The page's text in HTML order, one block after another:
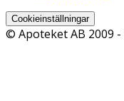
Cookieinställningar
© Apoteket AB 2009 -